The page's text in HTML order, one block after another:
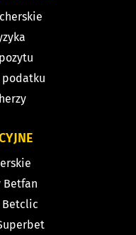
podatku
Betfan
Betclic